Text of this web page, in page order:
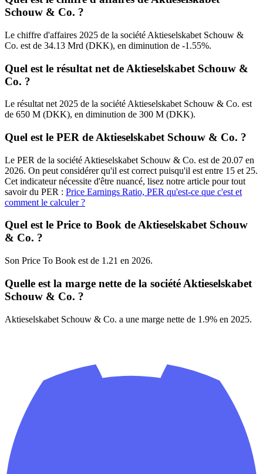
Schouw & Co. ?
Le chiffre d'affaires 2025 de la société Aktieselskabet Schouw &
Co. est de 34.13 Mrd (DKK), en diminution de -1.55%.
Quel est le résultat net de Aktieselskabet Schouw &
Co. ?
Le résultat net 2025 de la société Aktieselskabet Schouw & Co. est
de 650 M (DKK), en diminution de 300 M (DKK).
Quel est le PER de Aktieselskabet Schouw & Co. ?
Le PER de la société Aktieselskabet Schouw & Co. est de 20.07 en
2026. On peut considérer qu'il est correct puisqu'il est entre 15 et 25.
Cet indicateur nécessite d'être nuancé, lisez notre article pour tout
savoir du PER : Price Earnings Ratio, PER qu'est-ce que c'est et
comment le calculer ?
Quel est le Price to Book de Aktieselskabet Schouw
& Co. ?
Son Price To Book est de 1.21 en 2026.
Quelle est la marge nette de la société Aktieselskabet
Schouw & Co. ?
Aktieselskabet Schouw & Co. a une marge nette de 1.9% en 2025.